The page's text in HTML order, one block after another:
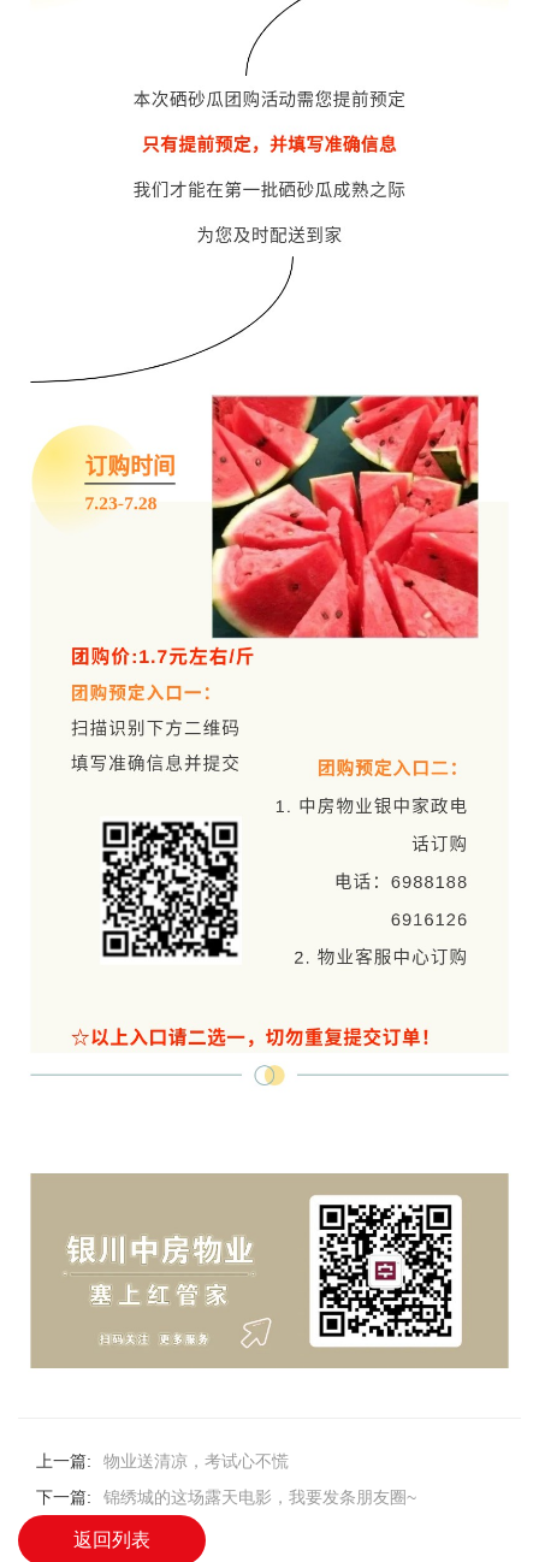
上一篇:
物业送清凉，考试心不慌
下一篇:
锦绣城的这场露天电影，我要发条朋友圈~
返回列表